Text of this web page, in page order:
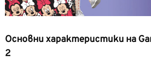
Основни характеристики на
2